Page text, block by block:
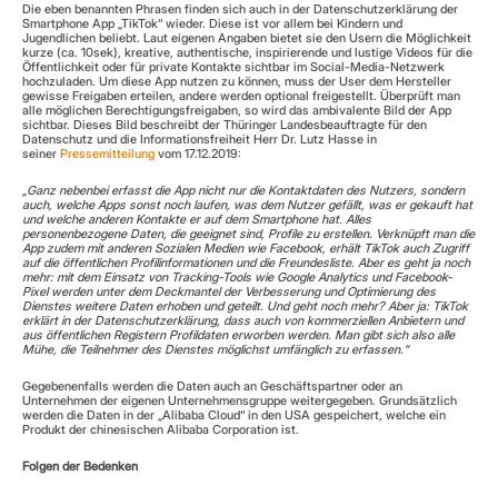
Die eben benannten Phrasen finden sich auch in der Datenschutzerklärung der
Smartphone App „TikTok“ wieder. Diese ist vor allem bei Kindern und
Jugendlichen beliebt. Laut eigenen Angaben bietet sie den Usern die Möglichkeit
kurze (ca. 10sek), kreative, authentische, inspirierende und lustige Videos für die
Öffentlichkeit oder für private Kontakte sichtbar im Social-Media-Netzwerk
hochzuladen. Um diese App nutzen zu können, muss der User dem Hersteller
gewisse Freigaben erteilen, andere werden optional freigestellt. Überprüft man
alle möglichen Berechtigungsfreigaben, so wird das ambivalente Bild der App
sichtbar. Dieses Bild beschreibt der Thüringer Landesbeauftragte für den
Datenschutz und die Informationsfreiheit Herr Dr. Lutz Hasse in
seiner Pressemitteilung vom 17.12.2019:
„Ganz nebenbei erfasst die App nicht nur die Kontaktdaten des Nutzers, sondern
auch, welche Apps sonst noch laufen, was dem Nutzer gefällt, was er gekauft hat
und welche anderen Kontakte er auf dem Smartphone hat. Alles
personenbezogene Daten, die geeignet sind, Profile zu erstellen. Verknüpft man die
App zudem mit anderen Sozialen Medien wie Facebook, erhält TikTok auch Zugriff
auf die öffentlichen Profilinformationen und die Freundesliste. Aber es geht ja noch
mehr: mit dem Einsatz von Tracking-Tools wie Google Analytics und Facebook-
Pixel werden unter dem Deckmantel der Verbesserung und Optimierung des
Dienstes weitere Daten erhoben und geteilt. Und geht noch mehr? Aber ja: TikTok
erklärt in der Datenschutzerklärung, dass auch von kommerziellen Anbietern und
aus öffentlichen Registern Profildaten erworben werden. Man gibt sich also alle
Mühe, die Teilnehmer des Dienstes möglichst umfänglich zu erfassen.“
Gegebenenfalls werden die Daten auch an Geschäftspartner oder an
Unternehmen der eigenen Unternehmensgruppe weitergegeben. Grundsätzlich
werden die Daten in der „Alibaba Cloud“ in den USA gespeichert, welche ein
Produkt der chinesischen Alibaba Corporation ist.
Folgen der Bedenken